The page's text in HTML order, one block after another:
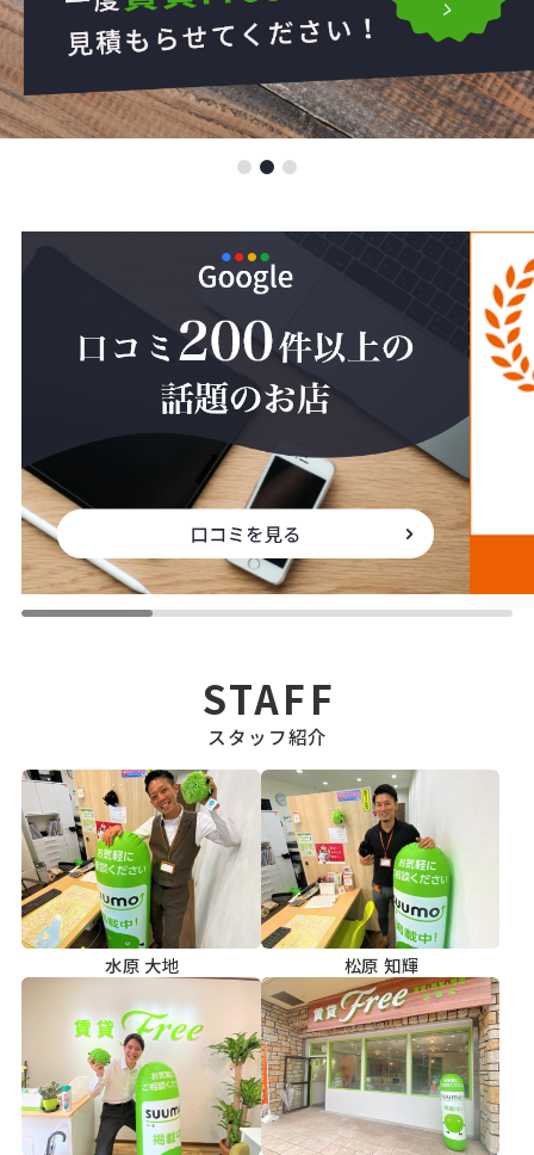
STAFF
スタッフ紹介
水原 大地 松原 知輝